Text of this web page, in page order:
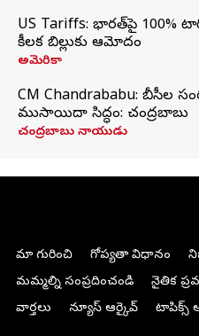
US Tariffs: భారత్‌పై
కీలక బిల్లుకు ఆమోదం
అమెరికా
CM Chandrababu: బీసీల
ముసాయిదా సిద్ధం: చంద్రబాబు
చంద్రబాబు నాయుడు
మా గురించి గోప్యతా విధానం
మమ్మల్ని సంప్రదించండి
నైతిక
వార్తలు
న్యూస్ ఆర్కైవ్ టాపిక్స్